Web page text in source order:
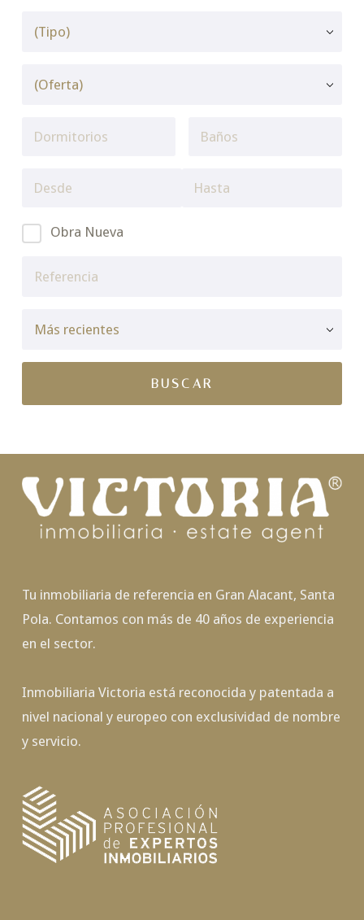
Obra Nueva
Tu inmobiliaria de referencia en Gran Alacant, Santa
Pola. Contamos con más de 40 años de experiencia
en el sector.
Inmobiliaria Victoria está reconocida y patentada a
nivel nacional y europeo con exclusividad de nombre
y servicio.